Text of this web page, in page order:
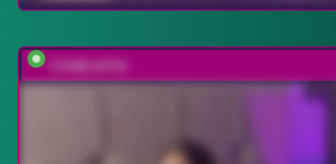
LinaLurrre